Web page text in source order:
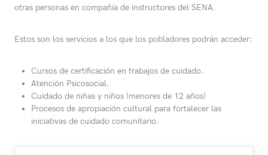
otras personas en compañía de instructores del SENA.
Estos son los servicios a los que los pobladores podrán acceder:
Cursos de certificación en trabajos de cuidado.
Atención Psicosocial.
Cuidado de niñas y niños (menores de 12 años)
Procesos de apropiación cultural para fortalecer las
iniciativas de cuidado comunitario.